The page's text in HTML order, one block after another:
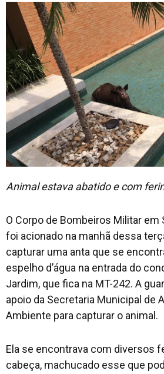
Cultura
Entretenimento
Contato
Animal estava abatido e com
O Corpo de Bombeiros Militar em
foi acionado na manhã dessa
capturar uma anta que se
espelho d’água na entrada do
Jardim, que fica na MT-242. A
apoio da Secretaria Municipal de
Ambiente para capturar o animal.
Ela se encontrava com diversos
cabeça, machucado esse que